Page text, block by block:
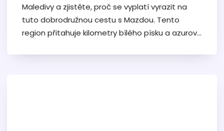
Maledivy a zjistěte, proč se vyplatí vyrazit na
tuto dobrodružnou cestu s Mazdou. Tento
region přitahuje kilometry bílého písku a azurové